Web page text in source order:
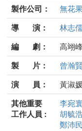
製作公司：
無花
導 演：
林志
編 劇：
高翊
製 片：
曾瀚賢
演 員：
黃淑
其他重要
工作人員 :
李宛
胡毓
鄭沛